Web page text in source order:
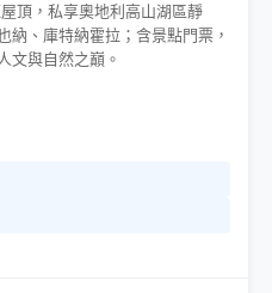
頂，私享奧地利高山湖區靜
納、庫特納霍拉；含景點門票，
文與自然之巔。